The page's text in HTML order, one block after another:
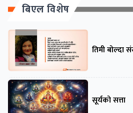
बिएल विशेष
तिमी बोल्दा
सूर्यको सत्ता